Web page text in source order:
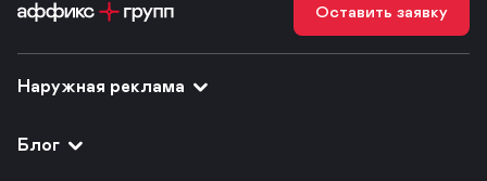
Оставить заявку
Наружная реклама
Блог